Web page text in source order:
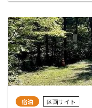
宿泊 区画サイト